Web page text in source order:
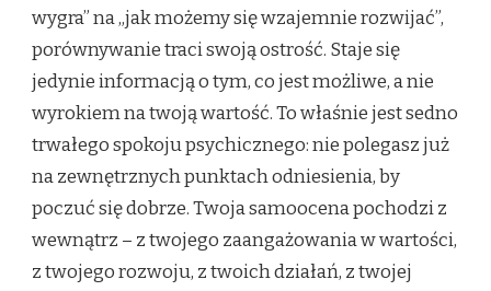
wygra” na „jak możemy się wzajemnie rozwijać”,
porównywanie traci swoją ostrość. Staje się
jedynie informacją o tym, co jest możliwe, a nie
wyrokiem na twoją wartość. To właśnie jest sedno
trwałego spokoju psychicznego: nie polegasz już
na zewnętrznych punktach odniesienia, by
poczuć się dobrze. Twoja samoocena pochodzi z
wewnątrz – z twojego zaangażowania w wartości,
z twojego rozwoju, z twoich działań, z twojej